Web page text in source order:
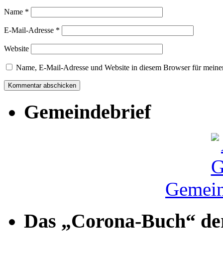
Name *
E-Mail-Adresse *
Website
Name, E-Mail-Adresse und Website in diesem Browser für
Gemeindebrief
Das „Corona-Buch“